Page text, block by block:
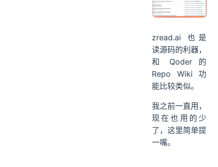
zread.ai 也是
读源码的利器，
和 Qoder 的
Repo Wiki 功
能比较类似。
我之前一直用，
现在也用的少
了，这里简单提
一嘴。